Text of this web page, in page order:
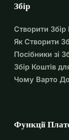
Збір
Створити
Як Створити
Посібники зі
Збір Коштів
Чому Варто
Функції